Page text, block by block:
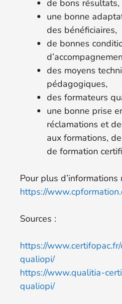
de bons résultats,
une bonne
des bénéficiaires,
de bonnes
des moyens
pédagogiques,
des formateurs
une bonne prise
réclamations et
aux formations,
de formation
Pour plus
https://
Sources :
https://
qualiopi/
https://www.qualitia-
qualiopi/